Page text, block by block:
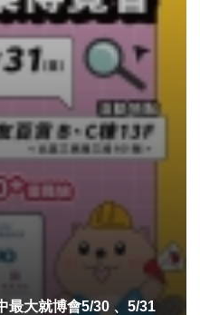
最大就博會5/30 、5/31